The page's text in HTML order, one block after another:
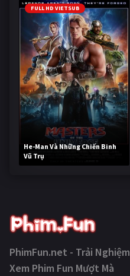
FULL HD VIETSUB
He-Man Và Những Chiến Binh
Vũ Trụ
249,078 lượt xem
PhimFun.net - Trải Nghiệm
Xem Phim Fun Mượt Mà